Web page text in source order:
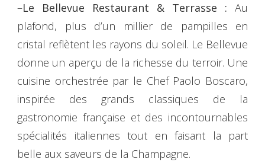
–Le Bellevue Restaurant & Terrasse : Au
plafond, plus d’un millier de pampilles en
cristal reflètent les rayons du soleil. Le Bellevue
donne un aperçu de la richesse du terroir. Une
cuisine orchestrée par le Chef Paolo Boscaro,
inspirée des grands classiques de la
gastronomie française et des incontournables
spécialités italiennes tout en faisant la part
belle aux saveurs de la Champagne.